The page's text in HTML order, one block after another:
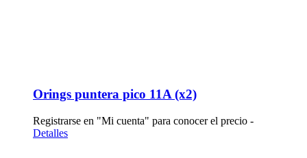
Orings puntera pico 11A (x2)
Registrarse en "Mi cuenta" para conocer el precio -
Detalles